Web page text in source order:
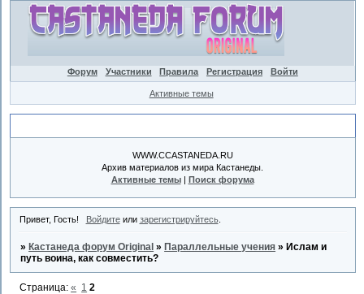
Форум Участники Правила Регистрация Войти
Активные темы
WWW.CCASTANEDA.RU
Архив материалов из мира Кастанеды.
Активные темы| Поиск форума
Привет, Гость! Войдитеили зарегистрируйтесь.
» Кастанеда форум Original » Параллельные учения » Ислам и
путь воина, как совместить?
Страница:« 1 2